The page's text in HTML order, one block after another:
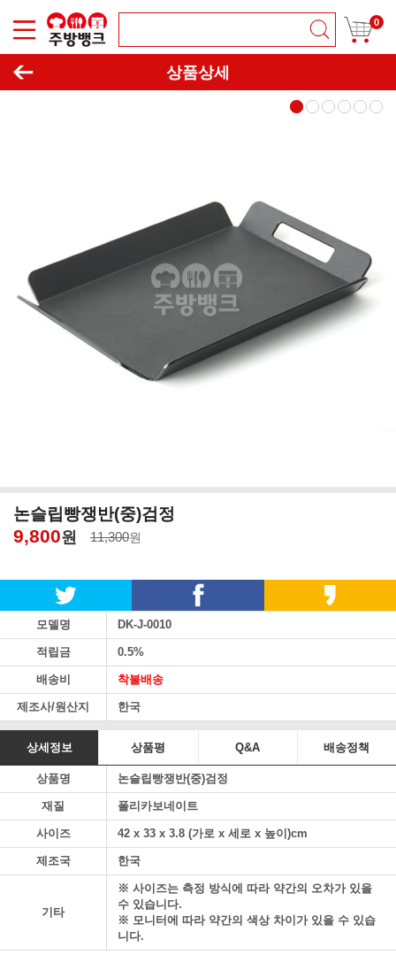
0
상품상세
논슬립빵쟁반(중)검정
9,800원 11,300원
모델명 DK-J-0010
적립금 0.5%
배송비 착불배송
제조사/원산지 한국
상세정보 상품평 Q&A 배송정책
상품명 논슬립빵쟁반(중)검정
재질 폴리카보네이트
사이즈 42 x 33 x 3.8 (가로 x 세로 x 높이)cm
제조국 한국
기타
※ 사이즈는 측정 방식에 따라 약간의 오차가 있을
수 있습니다.
※ 모니터에 따라 약간의 색상 차이가 있을 수 있습
니다.
이동하기 창닫기